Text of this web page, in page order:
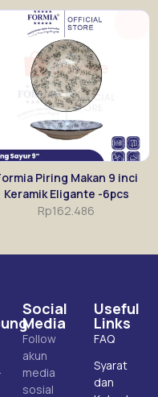
Piring Makan 9 inci
Keramik Eligante -6pcs
Rp162.486
Social
Media
Follow
akun
media
sosial
Useful
Links
FAQ
Syarat
dan